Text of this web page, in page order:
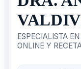
ESPECIALISTA
ONLINE Y